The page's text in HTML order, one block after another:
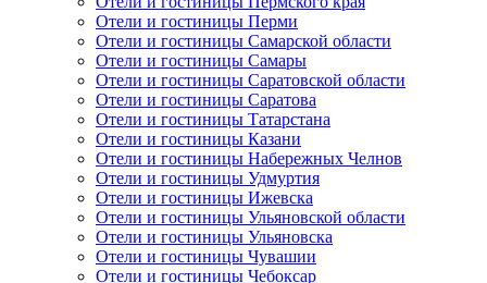
Отели и гостиницы Перми
Отели и гостиницы Самарской области
Отели и гостиницы Самары
Отели и гостиницы Саратовской области
Отели и гостиницы Саратова
Отели и гостиницы Татарстана
Отели и гостиницы Казани
Отели и гостиницы Набережных Челнов
Отели и гостиницы Удмуртия
Отели и гостиницы Ижевска
Отели и гостиницы Ульяновской области
Отели и гостиницы Ульяновска
Отели и гостиницы Чувашии
Отели и гостиницы Чебоксар